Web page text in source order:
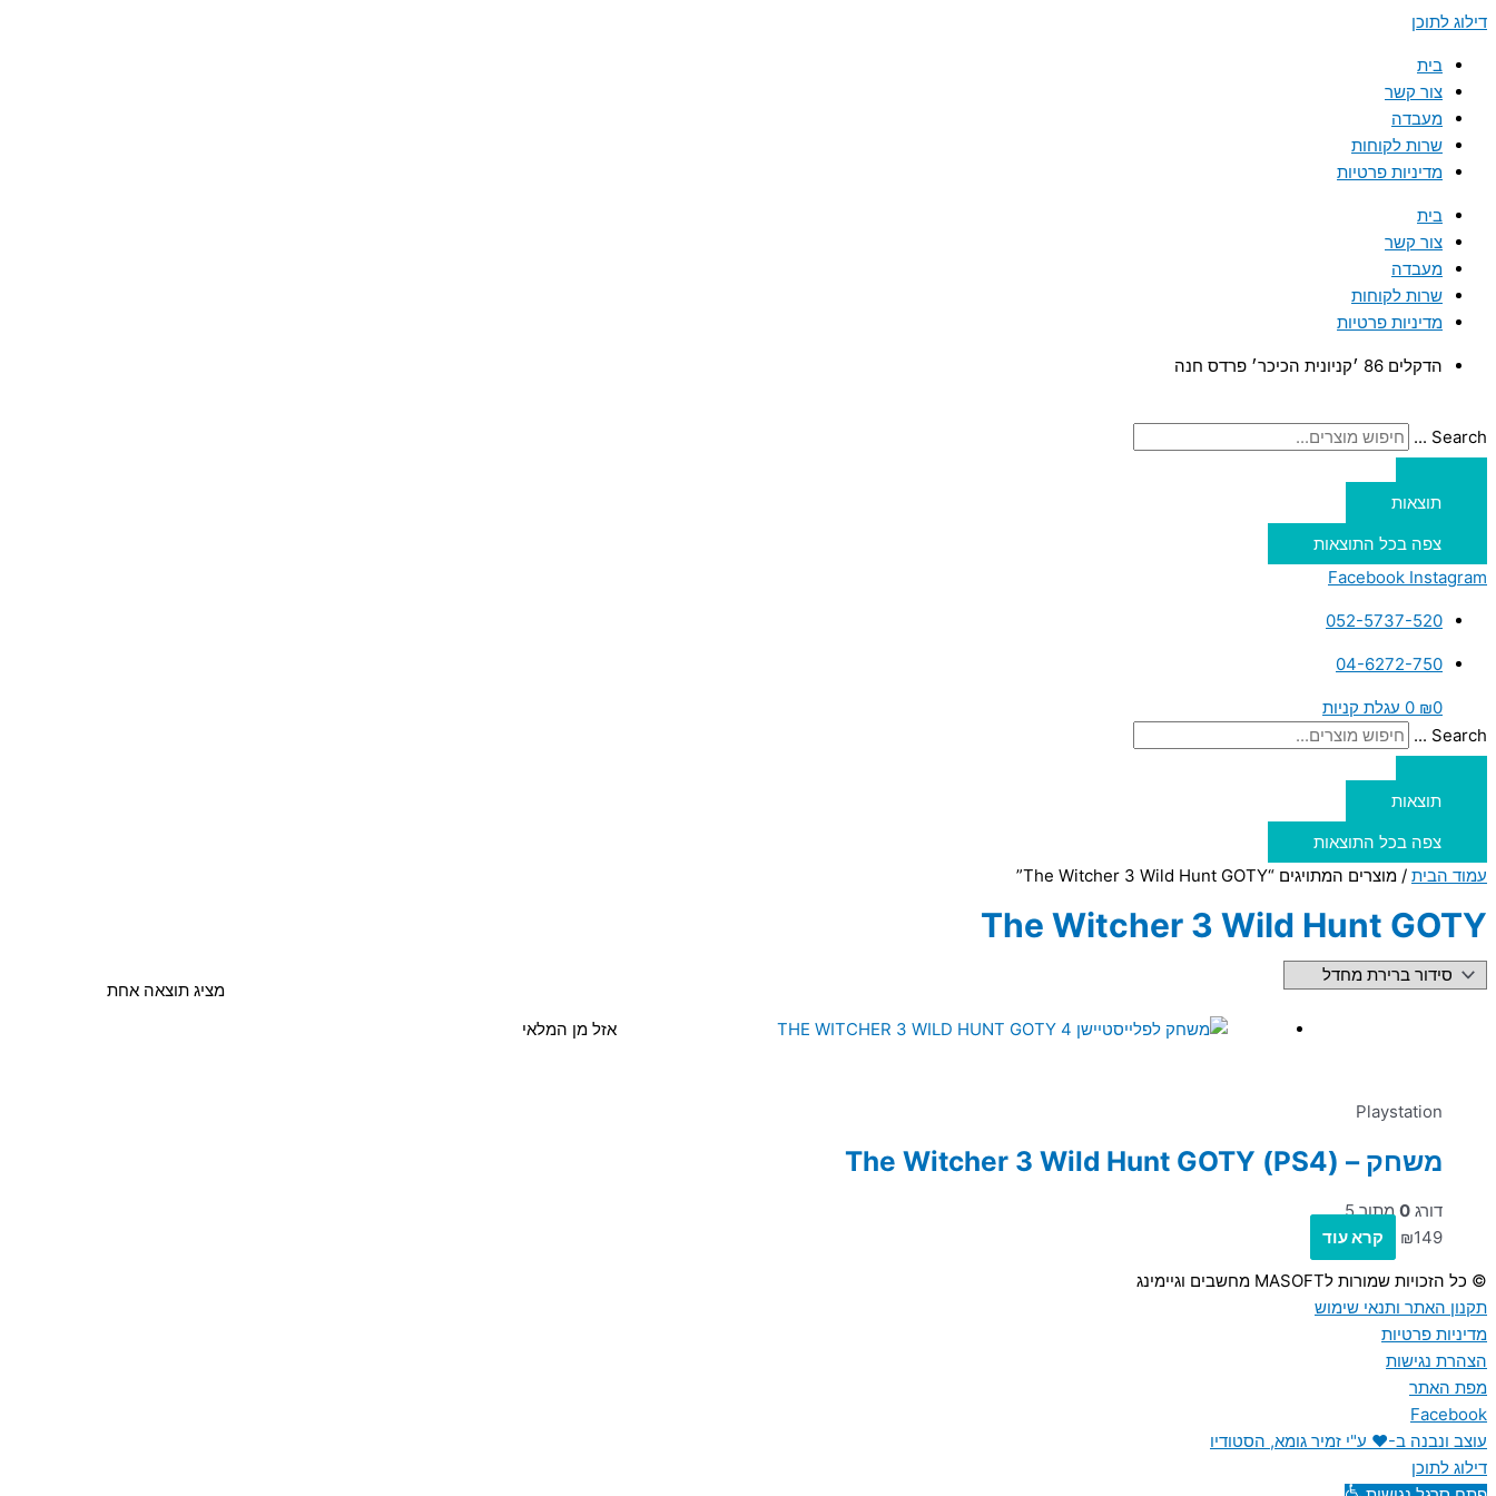
דילוג לתוכן
בית
צור קשר
מעבדה
שרות לקוחות
מדיניות פרטיות
בית
צור קשר
מעבדה
שרות לקוחות
מדיניות פרטיות
הדקלים 86 ׳קניונית הכיכר׳ פרדס חנה
Search ...
תוצאות
צפה בכל התוצאות
Facebook Instagram
052-5737-520
04-6272-750
₪0
0 עגלת קניות
Search ...
תוצאות
צפה בכל התוצאות
עמוד הבית / מוצרים המתויגים “The Witcher 3 Wild Hunt GOTY”
The Witcher 3 Wild Hunt GOTY
מציג תוצאה אחת
אזל מן המלאי
Playstation
משחק – (PS4) The Witcher 3 Wild Hunt GOTY
דורג 0מתוך 5
₪149 קרא עוד
© כל הזכויות שמורות לMASOFT מחשבים וגיימינג
תקנון האתר ותנאי שימוש
מדיניות פרטיות
הצהרת נגישות
מפת האתר
Facebook
עוצב ונבנה ב-♥︎ ע"י זמיר גומא, הסטודיו
דילוג לתוכן